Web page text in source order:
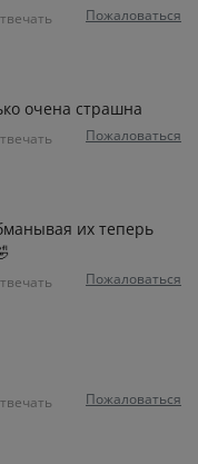
Пожаловаться
очена страшна
Пожаловаться
их теперь
Пожаловаться
Пожаловаться